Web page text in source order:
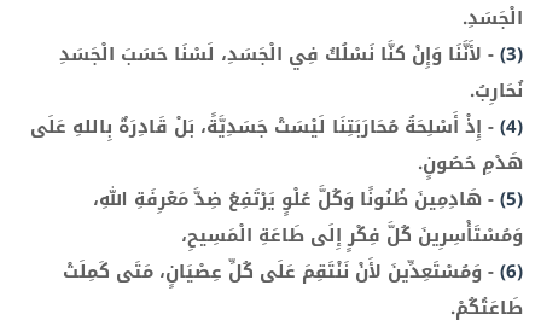
الْجَسَدِ.
(3)
- لأَنَّنَا وَإِنْ كنَّا نَسْلُكُ فِي الْجَسَدِ، لَسْنَا حَسَبَ الْجَسَدِ
نُحَارِبُ.
(4)
- إِذْ أَسْلِحَةُ مُحَارَبَتِنَا لَيْسَتْ جَسَدِيَّةً، بَلْ قَادِرَةٌ بِاللهِ عَلَى
هَدْمِ حُصُونٍ.
(5)
-هَادِمِينَ ظُنُونًا وَكُلَّ عُلْوٍ يَرْتَفِعُ ضِدَّ مَعْرِفَةِ اللهِ،
وَمُسْتَأْسِرِينَ كُلَّ فِكْرٍ إِلَى طَاعَةِ الْمَسِيحِ،
(6)
- وَمُسْتَعِدِّينَ لأَنْ نَنْتَقِمَ عَلَى كُلِّ عِصْيَانٍ، مَتَى كَمِلَتْ
طَاعَتُكُمْ.